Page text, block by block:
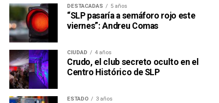
DESTACADAS 5 años
“SLP pasaría a semáforo rojo este
viernes”: Andreu Comas
CIUDAD 4 años
Crudo, el club secreto oculto en el
Centro Histórico de SLP
ESTADO 3 años